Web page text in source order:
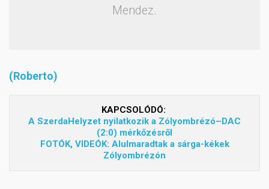
Mendez.
(Roberto)
KAPCSOLÓDÓ:
A SzerdaHelyzet nyilatkozik a Zólyombrézó–DAC
(2:0) mérkőzésről
FOTÓK, VIDEÓK: Alulmaradtak a sárga-kékek
Zólyombrézón